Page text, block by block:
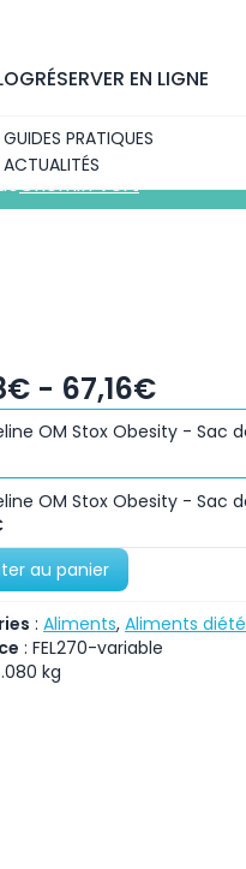
GUIDES PRATIQUES
ACTUALITÉS
RÉSERVER EN LIGNE
Chemin Vert
- 67,16€
OM Stox Obesity - Sac
OM Stox Obesity - Sac
au panier
: Aliments, Aliments
: FEL270-variable
kg